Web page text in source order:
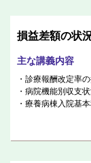
損益差額の状
主な講義内容
診療報酬改定率
病院機能別収支
療養病棟入院基